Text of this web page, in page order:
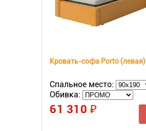
Кровать-софа Porto (левая)
Спальное место:
Обивка:
61 310 ₽